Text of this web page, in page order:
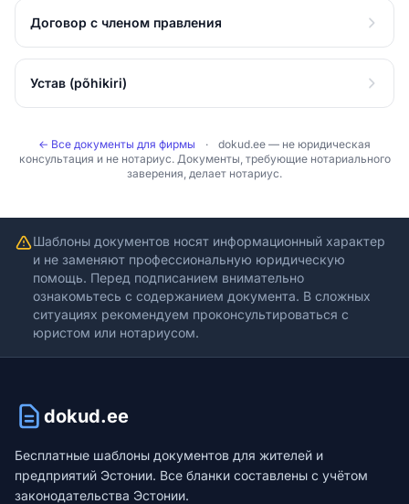
Договор с членом правления
Устав (põhikiri)
← Все документы для фирмы ·
dokud.ee — не юридическая
консультация и не нотариус. Документы, требующие нотариального
заверения, делает нотариус.
Шаблоны документов носят информационный характер
и не заменяют профессиональную юридическую
помощь. Перед подписанием внимательно
ознакомьтесь с содержанием документа. В сложных
ситуациях рекомендуем проконсультироваться с
юристом или нотариусом.
dokud.ee
Бесплатные шаблоны документов для жителей и
предприятий Эстонии. Все бланки составлены с учётом
законодательства Эстонии.